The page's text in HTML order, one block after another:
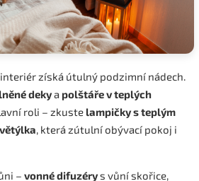
získá útulný podzimní nádech.
dekya polštáře v teplých
roli – zkuste lampičky s teplým
, která zútulní obývací pokoj i
– vonné difuzérys vůní skořice,